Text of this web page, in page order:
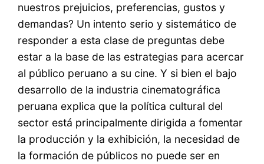
nuestros prejuicios, preferencias, gustos y
demandas? Un intento serio y sistemático de
responder a esta clase de preguntas debe
estar a la base de las estrategias para acercar
al público peruano a su cine. Y si bien el bajo
desarrollo de la industria cinematográfica
peruana explica que la política cultural del
sector está principalmente dirigida a fomentar
la producción y la exhibición, la necesidad de
la formación de públicos no puede ser en